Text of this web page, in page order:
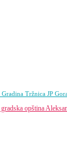
Gradina Tržnica JP
opština